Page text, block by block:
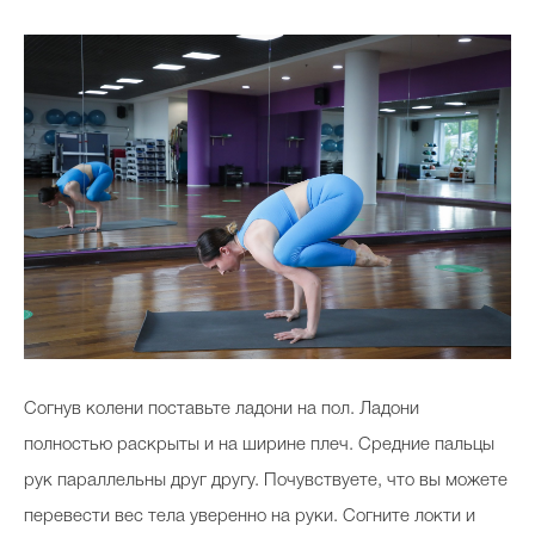
Согнув колени поставьте ладони на пол. Ладони
полностью раскрыты и на ширине плеч. Средние пальцы
рук параллельны друг другу. Почувствуете, что вы можете
перевести вес тела уверенно на руки. Согните локти и